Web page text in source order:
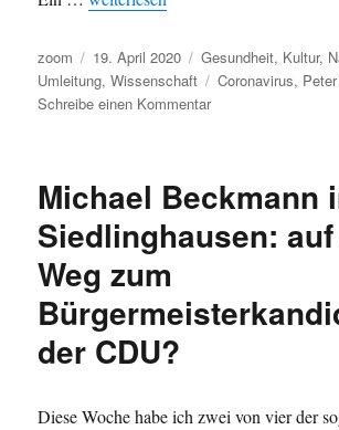
Blutes“
1933
CDU-
Parteigeschichte
Autor
zoom
Veröffentlicht
am
19. April 2020 Kategorien
Gesundheit, Kultur,
Umleitung,Wissenschaft Schlagwörter
Coronavirus,
Schreibe einen Kommentarzu
und
Ende
auf
Michael Beckmann
Siedlinghausen:
Weg zum
der CDU?
Diese Woche habe ich zwei von vier der